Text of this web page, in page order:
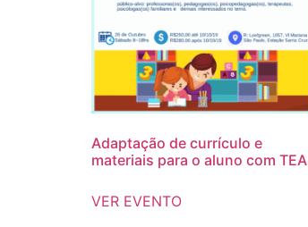
Adaptação de currículo e
materiais para o aluno com TEA
VER EVENTO